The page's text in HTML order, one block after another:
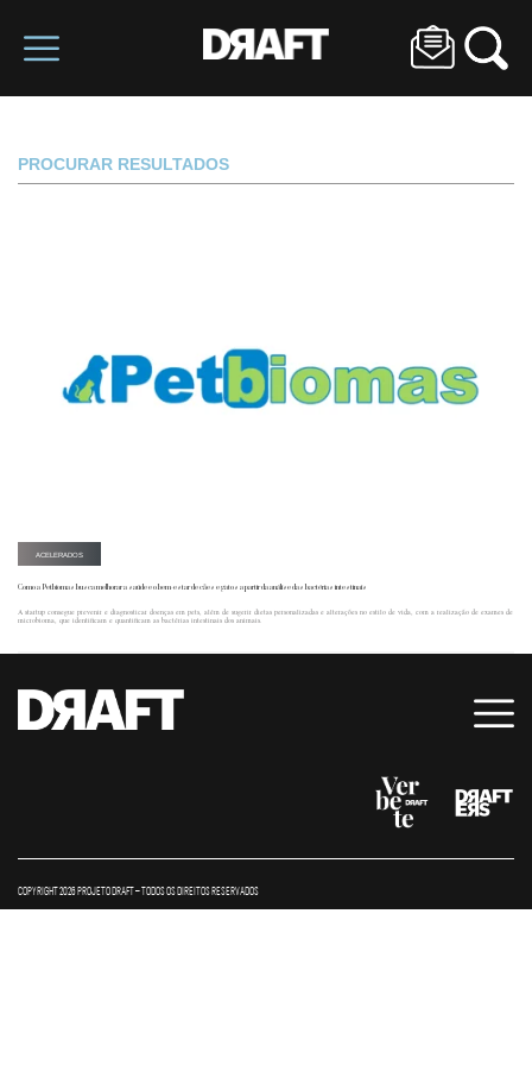
PROCURAR RESULTADOS
ACELERADOS
Como a Petbiomas busca melhorar a saúde e o bem-estar de cães e gatos a partir da análise das bactérias intestinais
A startup consegue prevenir e diagnosticar doenças em pets, além de sugerir dietas personalizadas e alterações no estilo de vida, com a realização de exames de
microbioma, que identificam e quantificam as bactérias intestinais dos animais.
COPYRIGHT 2026 PROJETO DRAFT – TODOS OS DIREITOS RESERVADOS